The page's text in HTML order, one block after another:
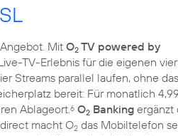
Mit O2 TV powered by
TV-Erlebnis für die eigenen vier
Streams parallel laufen, ohne
bereit: Für monatlich
Ablageort. 6 O2 Banking ergänzt
macht O2 das Mobiltelefon